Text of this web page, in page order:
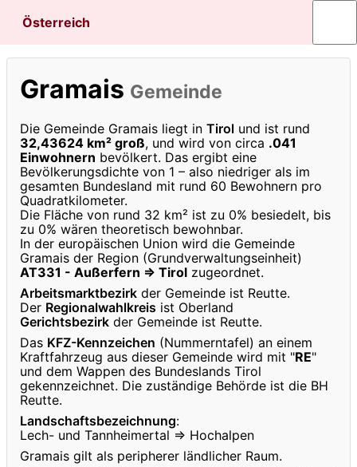
Österreich
Gramais Gemeinde
Die Gemeinde Gramais liegt in Tirol und ist rund
32,43624 km² groß, und wird von circa .041
Einwohnern bevölkert. Das ergibt eine
Bevölkerungsdichte von 1 – also niedriger als im
gesamten Bundesland mit rund 60 Bewohnern pro
Quadratkilometer.
Die Fläche von rund 32 km² ist zu 0% besiedelt, bis
zu 0% wären theoretisch bewohnbar.
In der europäischen Union wird die Gemeinde
Gramais der Region (Grundverwaltungseinheit)
AT331 - Außerfern ⇒ Tirol zugeordnet.
Arbeitsmarktbezirk der Gemeinde ist Reutte.
Der Regionalwahlkreis ist Oberland
Gerichtsbezirk der Gemeinde ist Reutte.
Das KFZ-Kennzeichen (Nummerntafel) an einem
Kraftfahrzeug aus dieser Gemeinde wird mit "RE"
und dem Wappen des Bundeslands Tirol
gekennzeichnet. Die zuständige Behörde ist die BH
Reutte.
Landschaftsbezeichnung:
Lech- und Tannheimertal ⇒ Hochalpen
Gramais gilt als peripherer ländlicher Raum.